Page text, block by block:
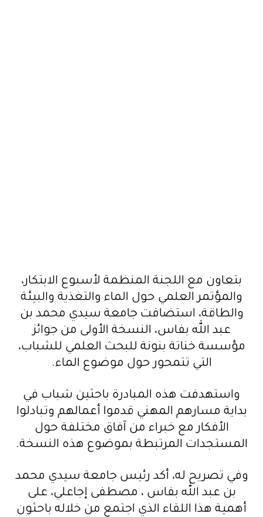
بتعاون مع اللجنة المنظمة لأسبوع الابتكار،
والمؤتمر العلمي حول الماء والتغذية والبيئة
والطاقة، استضافت جامعة سيدي محمد بن
عبد الله بفاس، النسخة الأولى من جوائز
مؤسسة خناتة بنونة للبحث العلمي للشباب،
التي تتمحور حول موضوع الماء.
واستهدفت هذه المبادرة باحثين شباب في
بداية مسارهم المهني قدموا أعمالهم وتبادلوا
الأفكار مع خبراء من آفاق مختلفة حول
المستجدات المرتبطة بموضوع هذه النسخة.
وفي تصريح له، أكد رئيس جامعة سيدي محمد
بن عبد الله بفاس ، مصطفى إجاعلي، على
أهمية هذا اللقاء الذي اجتمع من خلاله باحثون